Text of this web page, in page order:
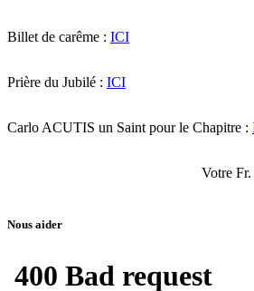
Billet de carême : ICI
Prière du Jubilé : ICI
Carlo ACUTIS un Saint pour le Chapitre :
Votre
Nous aider